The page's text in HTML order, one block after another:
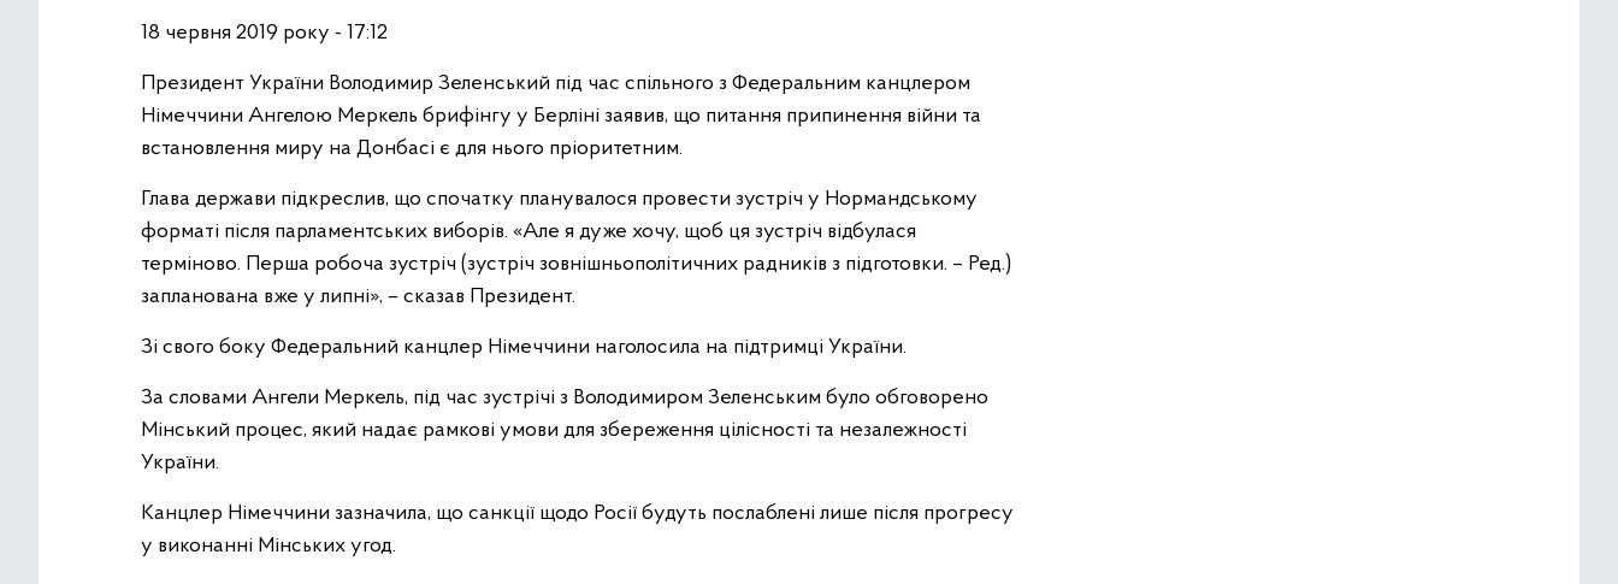
18 червня 2019 року - 17:12
Президент України Володимир Зеленський під час спільного з Федеральним канцлером
Німеччини Ангелою Меркель брифінгу у Берліні заявив, що питання припинення війни та
встановлення миру на Донбасі є для нього пріоритетним.
Глава держави підкреслив, що спочатку планувалося провести зустріч у Нормандському
форматі після парламентських виборів. «Але я дуже хочу, щоб ця зустріч відбулася
терміново. Перша робоча зустріч (зустріч зовнішньополітичних радників з підготовки. – Ред.)
запланована вже у липні», – сказав Президент.
Зі свого боку Федеральний канцлер Німеччини наголосила на підтримці України.
За словами Ангели Меркель, під час зустрічі з Володимиром Зеленським було обговорено
Мінський процес, який надає рамкові умови для збереження цілісності та незалежності
України.
Канцлер Німеччини зазначила, що санкції щодо Росії будуть послаблені лише після прогресу
у виконанні Мінських угод.